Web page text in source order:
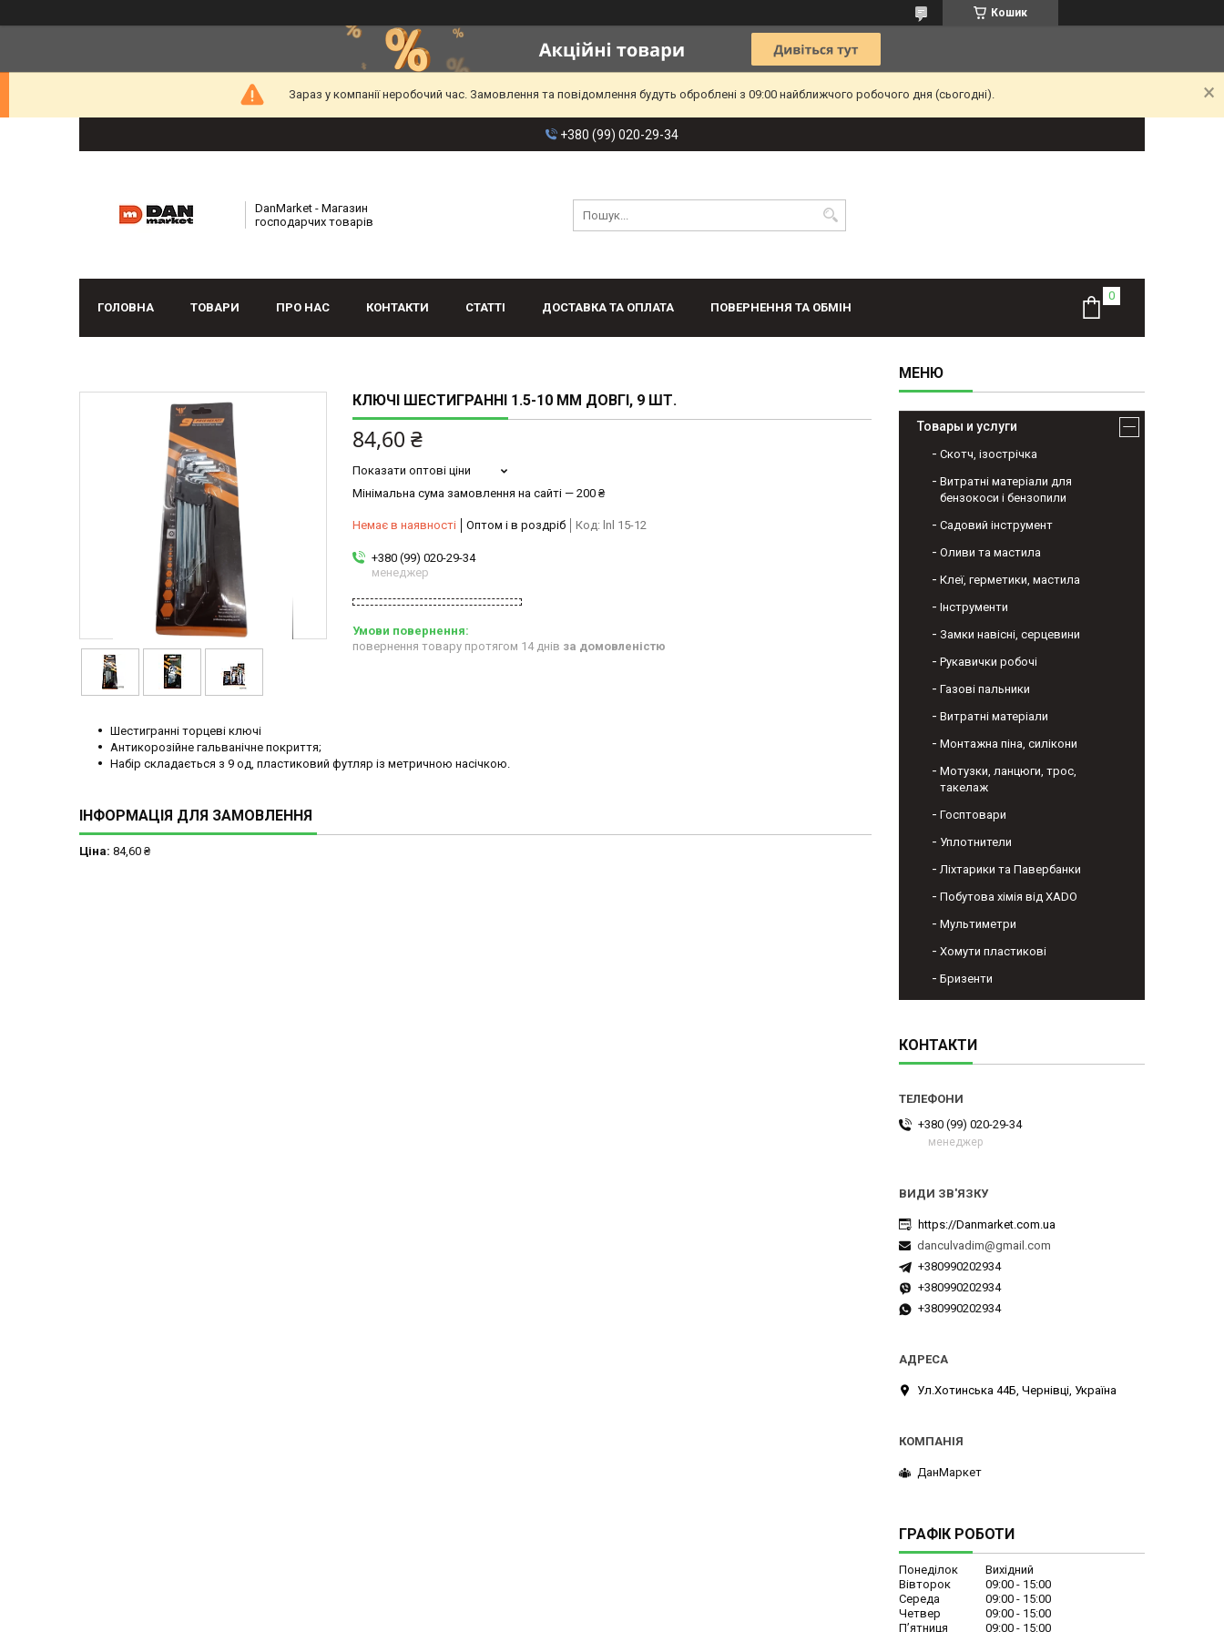
Кошик
Зараз у компанії неробочий час. Замовлення та повідомлення будуть оброблені з 09:00 найближчого робочого дня (сьогодні).
+380 (99) 020-29-34
DanMarket - Магазин
господарчих товарів
ГОЛОВНА ТОВАРИ ПРО НАС КОНТАКТИ СТАТТІ ДОСТАВКА ТА ОПЛАТА ПОВЕРНЕННЯ ТА ОБМІН
КЛЮЧІ ШЕСТИГРАННІ 1.5-10 ММ ДОВГІ, 9 ШТ.
84,60 ₴
Показати оптові ціни
Мінімальна сума замовлення на сайті — 200 ₴
Немає в наявності Оптом і в роздріб Код: lnl 15-12
+380 (99) 020-29-34
менеджер
повернення товару протягом 14 днів за домовленістю
Шестигранні торцеві ключі
Антикорозійне гальванічне покриття;
Набір складається з 9 од, пластиковий футляр із метричною насічкою.
ІНФОРМАЦІЯ ДЛЯ ЗАМОВЛЕННЯ
Ціна: 84,60 ₴
Товары и услуги
Скотч, ізострічка
Витратні матеріали для
бензокоси і бензопили
Садовий інструмент
Оливи та мастила
Клеї, герметики, мастила
Інструменти
Замки навісні, серцевини
Рукавички робочі
Газові пальники
Витратні матеріали
Монтажна піна, силікони
Мотузки, ланцюги, трос,
такелаж
Госптовари
Уплотнители
Ліхтарики та Павербанки
Побутова хімія від XADO
Мультиметри
Хомути пластикові
Бризенти
КОНТАКТИ
+380 (99) 020-29-34
менеджер
https://Danmarket.com.ua
danculvadim@gmail.com
+380990202934
+380990202934
+380990202934
Ул.Хотинська 44Б, Чернівці, Україна
ДанМаркет
ГРАФІК РОБОТИ
Понеділок
Вихідний
Вівторок
09:00
15:00
Середа
09:00
15:00
Четвер
09:00
15:00
Пʼятниця
09:00 15:00